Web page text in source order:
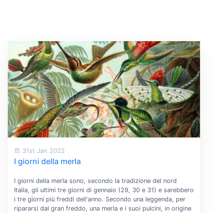
31st Jan 2022
I giorni della merla
I giorni della merla sono, secondo la tradizione del nord
Italia, gli ultimi tre giorni di gennaio (29, 30 e 31) e sarebbero
i tre giorni più freddi dell'anno. Secondo una leggenda, per
ripararsi dal gran freddo, una merla e i suoi pulcini, in origine